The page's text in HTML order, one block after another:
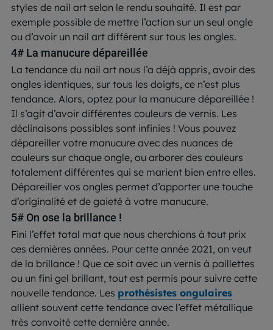
styles de nail art selon le rendu souhaité. Il est par
exemple possible de mettre l’action sur un seul ongle
ou d’avoir un nail art différent sur tous les ongles.
4# La manucure dépareillée
La tendance du nail art nous l’a déjà appris, avoir des
ongles identiques, sur tous les doigts, ce n’est plus
tendance. Alors, optez pour la manucure dépareillée !
Il s’agit d’avoir différentes couleurs de vernis. Les
déclinaisons possibles sont infinies ! Vous pouvez
dépareiller votre manucure avec des nuances de
couleurs sur chaque ongle, ou arborer des couleurs
totalement différentes qui se marient bien entre elles.
Dépareiller vos ongles permet d’apporter une touche
d’originalité et de gaieté à votre manucure.
5# On ose la brillance !
Fini l’effet total mat que nous cherchions à tout prix
ces dernières années. Pour cette année 2021, on veut
de la brillance ! Que ce soit avec un vernis à paillettes
ou un fini gel brillant, tout est permis pour suivre cette
nouvelle tendance. Les prothésistes ongulaires
allient souvent cette tendance avec l’effet métallique
très convoité cette dernière année.